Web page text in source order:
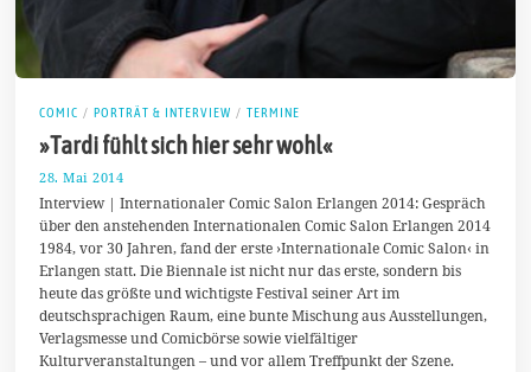
COMIC / PORTRÄT & INTERVIEW / TERMINE
»Tardi fühlt sich hier sehr wohl«
28. Mai 2014
5
.
J
u
n
2
0
1
4
Interview | Internationaler Comic Salon Erlangen 2014: Gespräch
über den anstehenden Internationalen Comic Salon Erlangen 2014
1984, vor 30 Jahren, fand der erste ›Internationale Comic Salon‹ in
Erlangen statt. Die Biennale ist nicht nur das erste, sondern bis
heute das größte und wichtigste Festival seiner Art im
deutschsprachigen Raum, eine bunte Mischung aus Ausstellungen,
Verlagsmesse und Comicbörse sowie vielfältiger
Kulturveranstaltungen – und vor allem Treffpunkt der Szene.